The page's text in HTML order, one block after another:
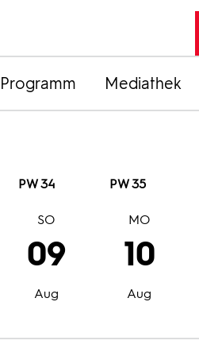
Programm Mediathek
PW 34 PW 35
09
Aug
SO
10
Aug
MO